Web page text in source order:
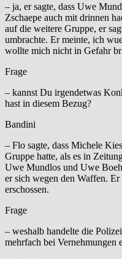
– ja, er sagte, dass Uwe
Zschaepe auch mit drinnen
auf die weitere Gruppe, er
umbrachte. Er meinte, ich
wollte mich nicht in Gefahr
Frage
– kannst Du irgendetwas
hast in diesem Bezug?
Bandini
– Flo sagte, dass Michele
Gruppe hatte, als es in
Uwe Mundlos und Uwe
er sich wegen den Waffen.
erschossen.
Frage
– weshalb handelte die
mehrfach bei Vernehmungen